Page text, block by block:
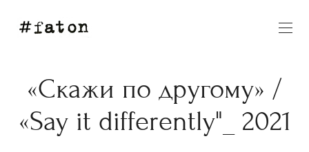
«Скажи по другому» /
«Say it differently"_ 2021